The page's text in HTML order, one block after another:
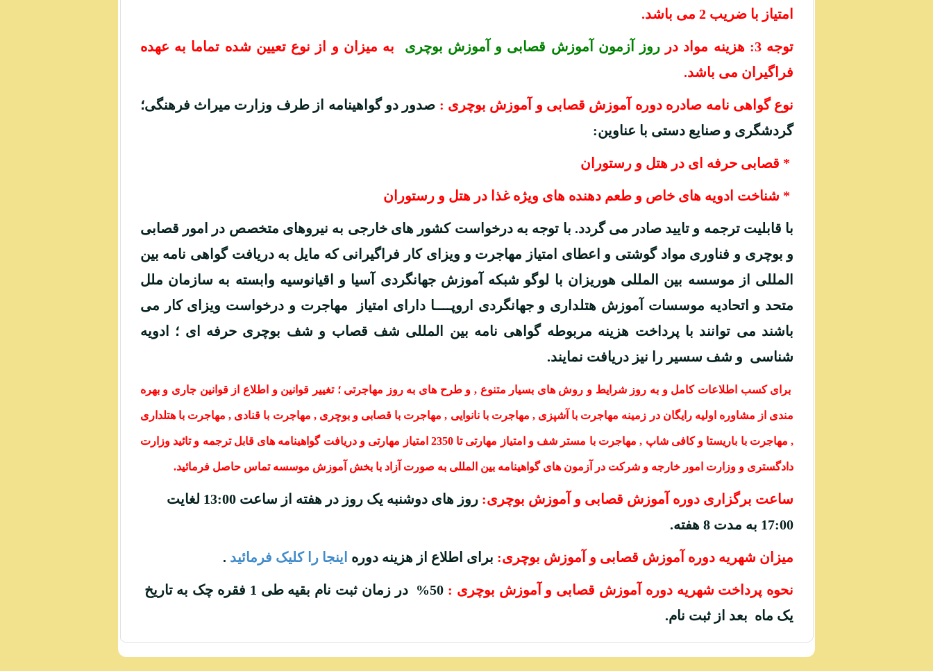
امتیاز با ضریب 2 می باشد.
توجه 3: هزینه مواد در روز آزمون آموزش قصابی و آموزش بوچری
به میزان و از نوع تعیین شده تماما به عهده
فراگیران می باشد.
نوع گواهی نامه صادره دوره آموزش قصابی و آموزش بوچری : صدور دو گواهینامه از طرف وزارت میراث فرهنگی؛
گردشگری و صنایع دستی با عناوین:
* قصابی حرفه ای در هتل و رستوران
* شناخت ادویه های خاص و طعم دهنده های ویژه غذا در هتل و رستوران
با قابلیت ترجمه و تایید صادر می گردد. با توجه به درخواست کشور های خارجی به نیروهای متخصص در امور قصابی
و بوچری و فناوری مواد گوشتی و اعطای امتیاز مهاجرت و ویزای کار فراگیرانی که مایل به دریافت گواهی نامه بین
المللی از موسسه بین المللی هوریزان با لوگو شبکه آموزش جهانگردی آسیا و اقیانوسیه وابسته به سازمان ملل
متحد و اتحادیه موسسات آموزش هتلداری و جهانگردی اروپــــا دارای امتیاز مهاجرت و درخواست ویزای کار می
باشند می توانند با پرداخت هزینه مربوطه گواهی نامه بین المللی شف قصاب و شف بوچری حرفه ای ؛ ادویه
شناسی و شف سسیر را نیز دریافت نمایند.
برای کسب اطلاعات کامل و به روز شرایط و روش های بسیار متنوع , و طرح های به روز مهاجرتی ؛ تغییر قوانین و اطلاع از قوانین جاری و بهره
مندی از مشاوره اولیه رایگان در زمینه مهاجرت با آشپزی , مهاجرت با نانوایی , مهاجرت با قصابی و بوچری , مهاجرت با قنادی , مهاجرت با هتلداری
, مهاجرت با باریستا و کافی شاپ , مهاجرت با مستر شف و امتیاز مهارتی تا 2350 امتیاز مهارتی و دریافت گواهینامه های قابل ترجمه و تائید وزارت
دادگستری و وزارت امور خارجه و شرکت در آزمون های گواهینامه بین المللی به صورت آزاد با بخش آموزش موسسه تماس حاصل فرمائید.
ساعت برگزاری دوره آموزش قصابی و آموزش بوچری:
روز های دوشنبه یک روز در هفته از ساعت 13:00 لغایت
17:00 به مدت 8 هفته.
میزان شهریه دوره آموزش قصابی و آموزش بوچری: برای اطلاع از هزینه دوره اینجا را کلیک فرمائید .
نحوه پرداخت شهریه دوره آموزش قصابی و آموزش بوچری :
50% در زمان ثبت نام بقیه طی 1 فقره چک به تاریخ
یک ماه بعد از ثبت نام.